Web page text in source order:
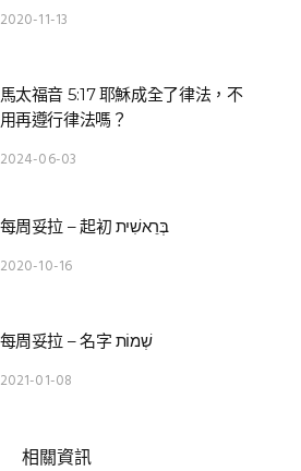
2020-11-13
馬太福音 5:17 耶穌成全了律法，不
用再遵行律法嗎？
2024-06-03
每周妥拉 – 起初 בְּרֵאשִׁית
2020-10-16
每周妥拉 – 名字 שְׁמוֹת
2021-01-08
相關資訊